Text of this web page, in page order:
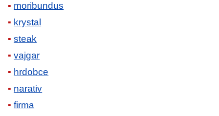
moribundus
krystal
steak
vajgar
hrdobce
narativ
firma